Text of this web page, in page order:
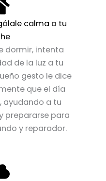
calma a tu
dormir, intenta
de la luz a tu
gesto le dice
que el día
ayudando a tu
prepararse para
y reparador.